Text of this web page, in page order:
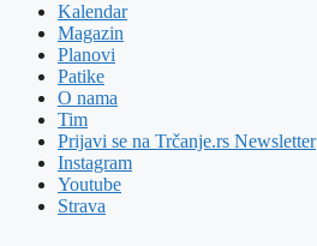
Kalendar
Magazin
Planovi
Patike
O nama
Tim
Prijavi se na Trčanje.rs Newsletter
Instagram
Youtube
Strava